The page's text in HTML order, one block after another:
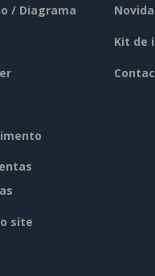
/ Diagrama
site
Kit de